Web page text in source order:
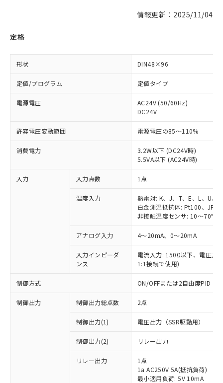
情報更新：2025/11/04
定格
形状 DIN48×96
定値/プログラム 定値タイプ
電源電圧
AC24V (50/60Hz)
DC24V
許容電圧変動範囲 電源電圧の85～110%
消費電力
3.2W以下 (DC24V時)
5.5VA以下 (AC24V時)
入力 入力点数 1点
温度入力
熱電対: K、J、T、E、L、U、
白金測温抵抗体: Pt100、
非接触温度センサ: 10～
アナログ入力 4～20mA、0～20mA
入力インピーダ
ンス
電流入力: 150Ω以下、電圧入
1:1接続で使用)
制御方式 ON/OFFまたは2自由度PID（
制御出力 制御出力総点数 2点
制御出力(1) 電圧出力（SSR駆動用）
制御出力(2) リレー出力
リレー出力
1点
1a AC250V 5A(抵抗負荷)
最小適用負荷: 5V 10mA